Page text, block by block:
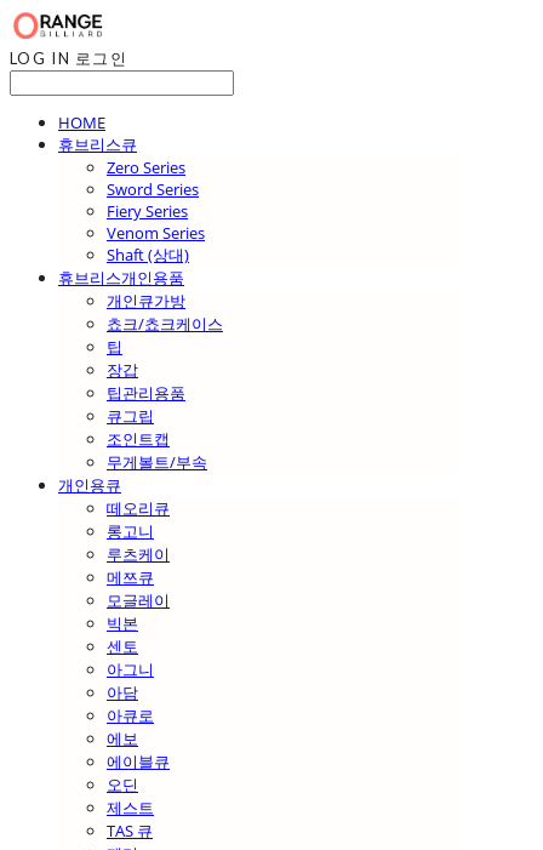
LOG IN 로그인
HOME
휴브리스큐
Zero Series
Sword Series
Fiery Series
Venom Series
Shaft (상대)
휴브리스개인용품
개인큐가방
쵸크/쵸크케이스
팁
장갑
팁관리용품
큐그립
조인트캡
무게볼트/부속
개인용큐
떼오리큐
롱고니
루츠케이
메쯔큐
모글레이
빅본
센토
아그니
아담
아큐로
에보
에이블큐
오딘
제스트
TAS 큐